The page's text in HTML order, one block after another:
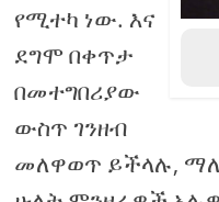
የሚተካ ነው. እና
ደግሞ በቀጥታ
በመተግበሪያው
ውስጥ ገንዘብ
መለዋወጥ ይችላሉ,